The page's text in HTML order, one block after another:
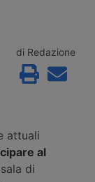
di Redazione
attuali
al
di